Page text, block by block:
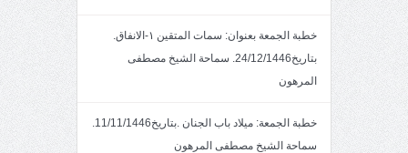
خطبة الجمعة بعنوان: سمات المتقين ١-الانفاق.
بتاريخ24/12/1446. سماحة الشيخ مصطفى
المرهون
خطبة الجمعة: ميلاد باب الجنان .بتاريخ11/11/1446.
سماحة الشيخ مصطفى المرهون